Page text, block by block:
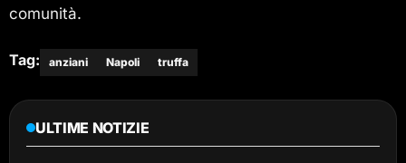
comunità.
Tag: anziani Napoli truffa
ULTIME NOTIZIE